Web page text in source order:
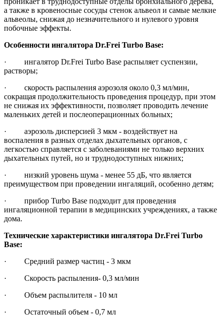
а также в кровеносные сосуды стенок альвеол и самые мелкие
альвеолы, снижая до незначительного и нулевого уровня
побочные эффекты.
Особенности ингалятора Dr.Frei Turbo Base:
· ингалятор Dr.Frei Turbo Base распыляет суспензии,
растворы;
· скорость распыления аэрозоля около 0,3 мл/мин,
сокращая продолжительность проведения процедур, при этом
не снижая их эффективности, позволяет проводить лечение
маленьких детей и послеоперационных больных;
· аэрозоль дисперсией 3 мкм - воздействует на
воспаления в разных отделах дыхательных органов, с
легкостью справляется с заболеваниями не только верхних
дыхательных путей, но и труднодоступных нижних;
· низкий уровень шума - менее 55 дБ, что является
преимуществом при проведении ингаляций, особенно детям;
· прибор Turbo Base подходит для проведения
ингаляционной терапии в медицинских учреждениях, а также
дома.
Технические характеристики ингалятора Dr.Frei Turbo
Base:
· Средний размер частиц - 3 мкм
· Скорость распыления- 0,3 мл/мин
· Объем распылителя - 10 мл
· Остаточный объем - 0,7 мл